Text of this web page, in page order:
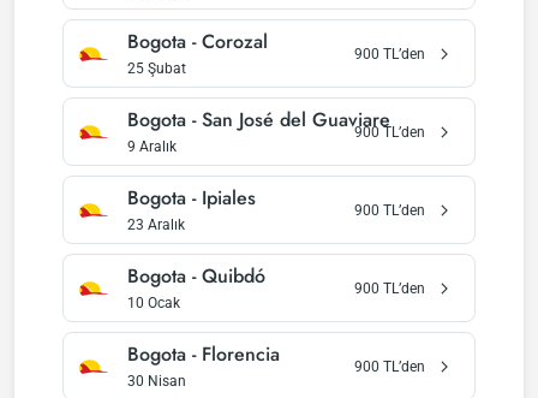
Bogota -Corozal
25 Şubat
900 TL’den
Bogota -San José del Guaviare
9 Aralık
900TL’den
Bogota - Ipiales
23 Aralık
900 TL’den
Bogota -Quibdó
10 Ocak
900 TL’den
Bogota - Florencia
30 Nisan
900 TL’den